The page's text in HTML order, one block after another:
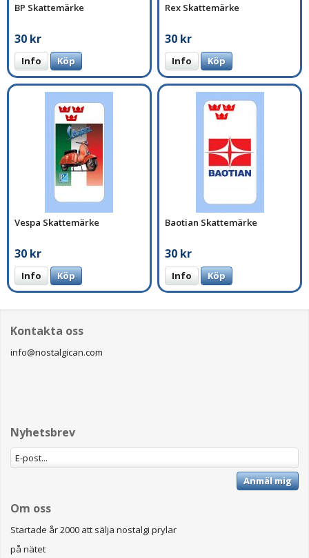
BP Skattemärke
30 kr
Info Köp
Rex Skattemärke
30 kr
Info Köp
Vespa Skattemärke
30 kr
Info Köp
Baotian Skattemärke
30 kr
Info Köp
Kontakta oss
info@nostalgican.com
Nyhetsbrev
Anmäl mig
Om oss
Startade år 2000 att sälja nostalgi prylar
på nätet